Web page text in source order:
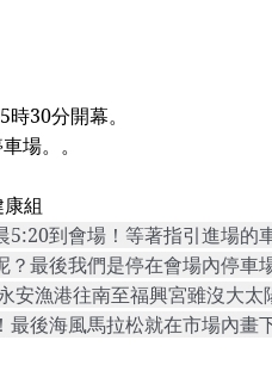
5時30分開幕。
場。。
組
5:20到會場！等著指引進場的
？最後我們是停在會場內停車
安漁港往南至福興宮雖沒大太
最後海風馬拉松就在市場內畫